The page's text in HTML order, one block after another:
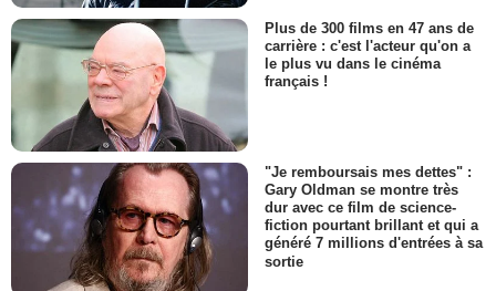
Plus de 300 films en 47 ans de
carrière : c'est l'acteur qu'on a
le plus vu dans le cinéma
français !
"Je remboursais mes dettes" :
Gary Oldman se montre très
dur avec ce film de science-
fiction pourtant brillant et qui a
généré 7 millions d'entrées à sa
sortie